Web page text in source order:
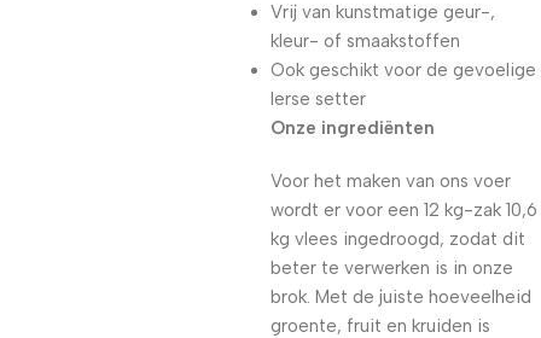
Vrij van kunstmatige geur-,
kleur- of smaakstoffen
Ook geschikt voor de gevoelige
Ierse setter
Onze ingrediënten
Voor het maken van ons voer
wordt er voor een 12 kg-zak 10,6
kg vlees ingedroogd, zodat dit
beter te verwerken is in onze
brok. Met de juiste hoeveelheid
groente, fruit en kruiden is